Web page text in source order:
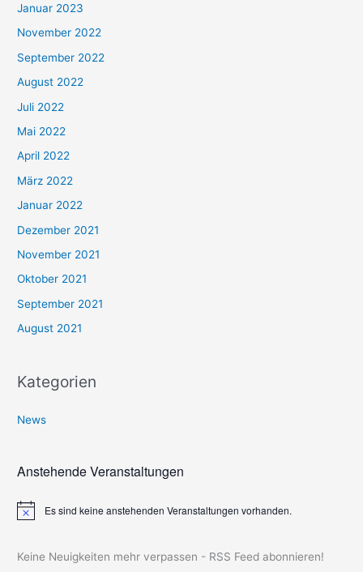
Januar 2023
November 2022
September 2022
August 2022
Juli 2022
Mai 2022
April 2022
März 2022
Januar 2022
Dezember 2021
November 2021
Oktober 2021
September 2021
August 2021
Kategorien
News
Anstehende Veranstaltungen
H
w
Es sind keine anstehenden Veranstaltungen vorhanden.
Keine Neuigkeiten mehr verpassen - RSS Feed abonnieren!